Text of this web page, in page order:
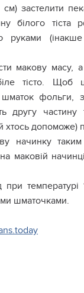
застелити
білого тіста
руками
макову масу,
тісто. Щоб
шматок фольги,
другу частину
хтось допоможе)
начинку
маковій
при
шматочками.